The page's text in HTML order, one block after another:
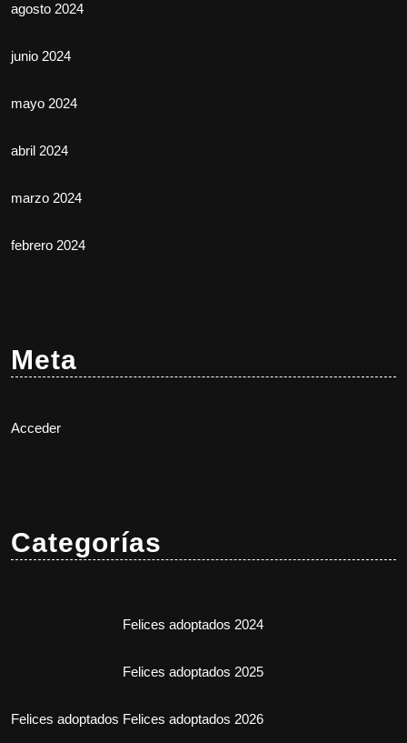
agosto 2024
junio 2024
mayo 2024
abril 2024
marzo 2024
febrero 2024
Meta
Acceder
Categorías
Felices adoptados
Felices adoptados 2024
Felices adoptados 2025
Felices adoptados 2026